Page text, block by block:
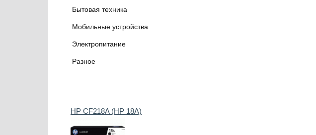
Бытовая техника
Мобильные устройства
Электропитание
Разное
HP CF218A (HP 18A)